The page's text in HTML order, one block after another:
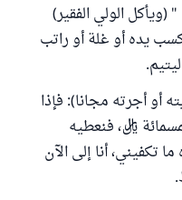
الولي الفقير)
يده أو غلة أو راتب
أو أجرته مجانا): فإذا
ريال، فنعطيه
تكفيني، أنا إلى الآن